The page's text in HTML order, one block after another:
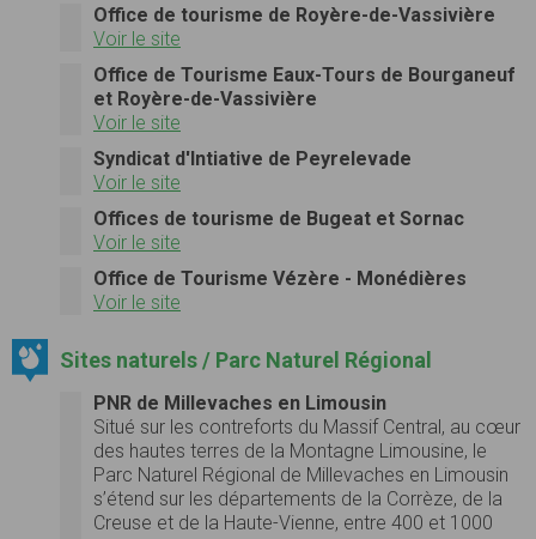
Office de tourisme de Royère-de-Vassivière
Voir le site
Office de Tourisme Eaux-Tours de Bourganeuf
et Royère-de-Vassivière
Voir le site
Syndicat d'Intiative de Peyrelevade
Voir le site
Offices de tourisme de Bugeat et Sornac
Voir le site
Office de Tourisme Vézère - Monédières
Voir le site
Sites naturels / Parc Naturel Régional
PNR de Millevaches en Limousin
Situé sur les contreforts du Massif Central, au cœur
des hautes terres de la Montagne Limousine, le
Parc Naturel Régional de Millevaches en Limousin
s’étend sur les départements de la Corrèze, de la
Creuse et de la Haute-Vienne, entre 400 et 1000